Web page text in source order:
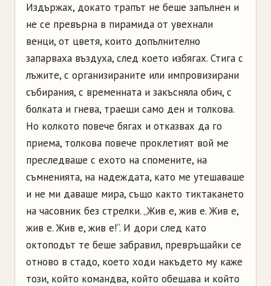
Издържах, докато трапът не беше запълнен и
не се превърна в пирамида от увехнали
венци, от цветя, които допълнително
запарваха въздуха, след което избягах. Стига с
лъжите, с организираните или импровизирани
събирания, с временната и закъсняла обич, с
болката и гнева, траещи само ден и толкова.
Но колкото повече бягах и отказвах да го
приема, толкова повече проклетият вой ме
преследваше с ехото на спомените, на
съмненията, на надеждата, като ме утешаваше
и не ми даваше мира, също както тиктакането
на часовник без стрелки. „Жив е, жив е. Жив е,
жив е. Жив е, жив е!“. И дори след като
октоподът те беше забравил, превръщайки се
отново в стадо, което ходи накъдето му каже
този, който командва, който обещава и който